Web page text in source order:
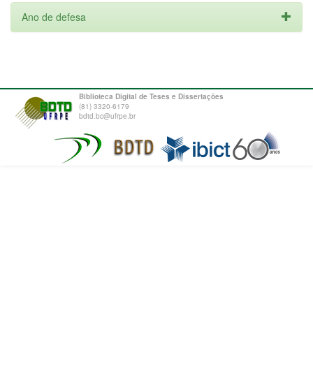
Ano de defesa
Biblioteca Digital de Teses e Dissertações
(81) 3320-6179
bdtd.bc@ufrpe.br